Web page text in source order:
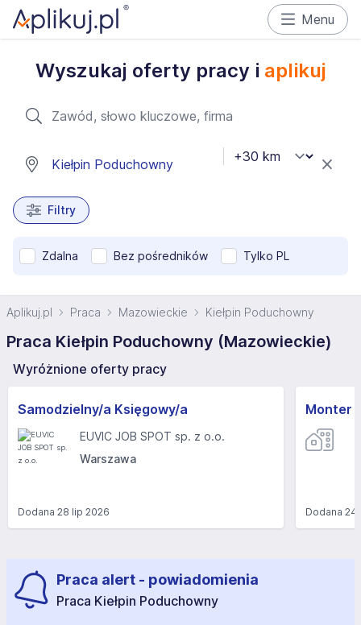
Menu
Wyszukaj oferty pracy i aplikuj
Filtry
Zdalna Bez pośredników Tylko PL
Aplikuj.pl Praca Mazowieckie Kiełpin Poduchowny
Praca Kiełpin Poduchowny (Mazowieckie)
Wyróżnione oferty pracy
Samodzielny/a Księgowy/a
EUVIC JOB SPOT sp. z o.o.
Warszawa
Dodana 28 lip 2026
Monter
Dodana24
Praca alert - powiadomienia
Praca Kiełpin Poduchowny